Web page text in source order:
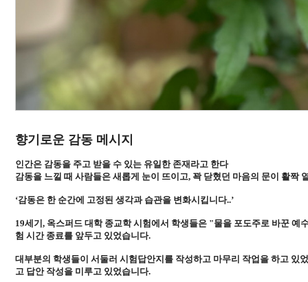
향기로운 감동 메시지
인간은 감동을 주고 받을 수 있는 유일한 존재라고 한다
감동을 느낄 때 사람들은 새롭게 눈이 뜨이고, 꽉 닫혔던 마음의 문이 활짝
‘감동은 한 순간에 고정된 생각과 습관을 변화시킵니다..’
19세기, 옥스퍼드 대학 종교학 시험에서 학생들은 "물을 포도주로 바꾼 예
험 시간 종료를 앞두고 있었습니다.
대부분의 학생들이 서둘러 시험답안지를 작성하고 마무리 작업을 하고 있
고 답안 작성을 미루고 있었습니다.